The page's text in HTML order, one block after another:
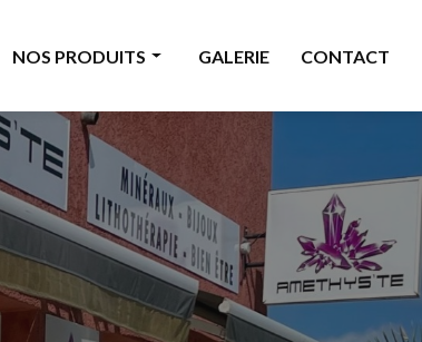
NOS PRODUITS
Minéraux
Bijoux
Décoration & accessoires
Bougies & senteurs
Ésotérisme
Livres & cartes
GALERIE CONTACT